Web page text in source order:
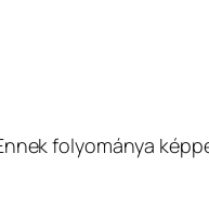
folyománya